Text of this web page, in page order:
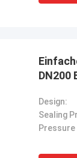
DN200
Design:
Sealing
Pressure